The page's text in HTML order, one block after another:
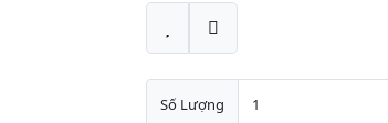
Số Lượng